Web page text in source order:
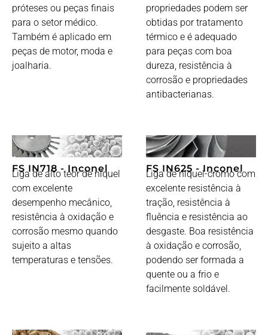
próteses ou peças finais
para o setor médico.
Também é aplicado em
peças de motor, moda e
joalharia.
propriedades podem ser
obtidas por tratamento
térmico e é adequado
para peças com boa
dureza, resistência à
corrosão e propriedades
antibacterianas.
FS IN718 - Inconel
Liga de alto teor de níquel
com excelente
desempenho mecânico,
resistência à oxidação e
corrosão mesmo quando
sujeito a altas
temperaturas e tensões.
FS IN625 - Inconel
Liga de níquel-cromo com
excelente resistência à
tração, resistência à
fluência e resistência ao
desgaste. Boa resistência
à oxidação e corrosão,
podendo ser formada a
quente ou a frio e
facilmente soldável.